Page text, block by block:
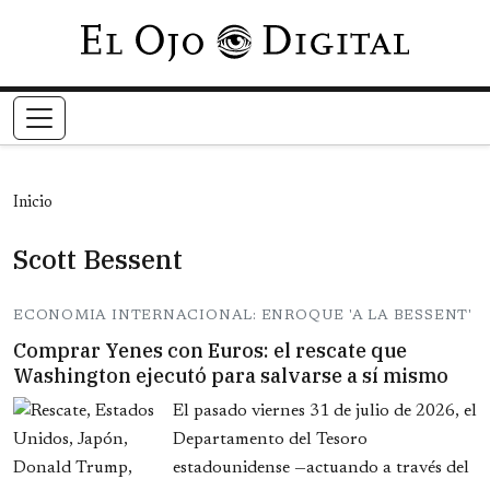
Pasar al contenido principal
Inicio
Scott Bessent
ECONOMIA INTERNACIONAL: ENROQUE 'A LA BESSENT'
Comprar Yenes con Euros: el rescate que
Washington ejecutó para salvarse a sí mismo
El pasado viernes 31 de julio de 2026, el
Departamento del Tesoro
estadounidense —actuando a través del